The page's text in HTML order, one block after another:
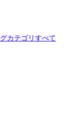
カテゴリすべて